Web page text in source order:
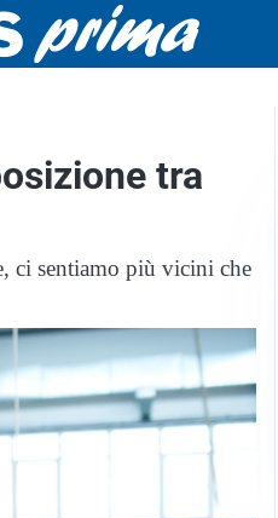
tra
ci sentiamo più vicini che